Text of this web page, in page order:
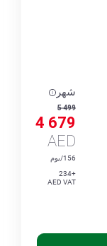
شهر
5 499
4 679
AED
156/يوم
+234
AED VAT